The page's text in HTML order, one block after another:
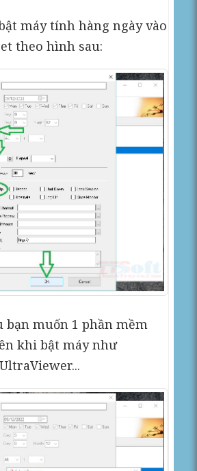
máy tính hàng ngày vào
theo hình sau:
bạn muốn 1 phần mềm
khi bật máy như